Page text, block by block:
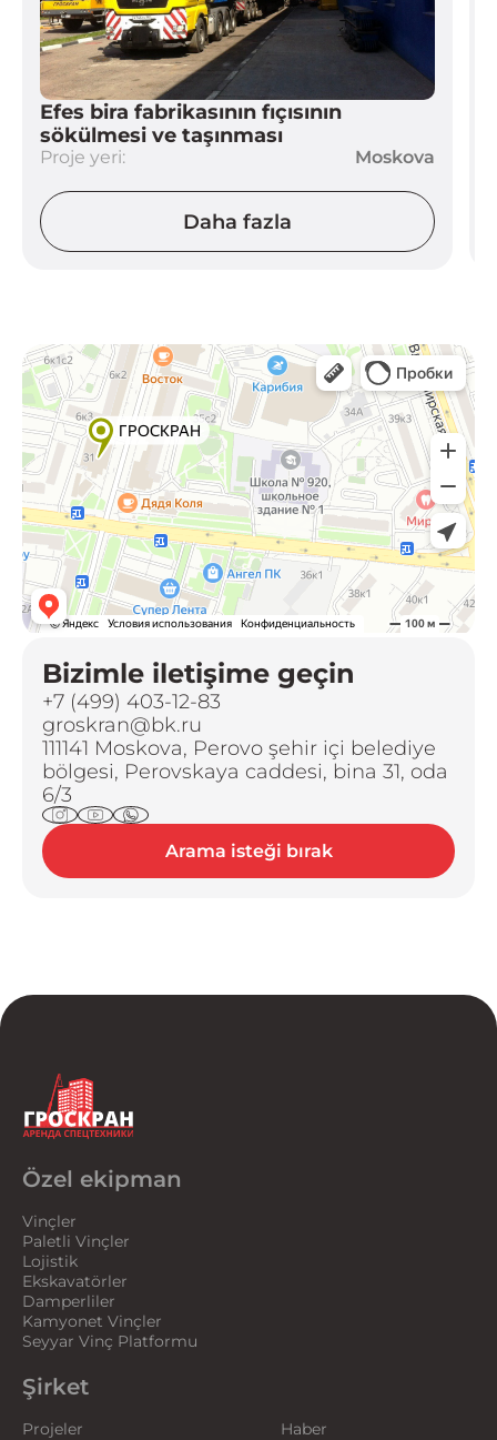
Efes bira fabrikasının fıçısının
sökülmesi ve taşınması
Proje yeri: Moskova
Daha fazla
Bizimle iletişime geçin
+7 (499) 403-12-83
groskran@bk.ru
111141 Moskova, Perovo şehir içi belediye
bölgesi, Perovskaya caddesi, bina 31, oda
6/3
Arama isteği bırak
Özel ekipman
Vinçler
Paletli Vinçler
Lojistik
Ekskavatörler
Damperliler
Kamyonet Vinçler
Seyyar Vinç Platformu
Şirket
Projeler
Haber